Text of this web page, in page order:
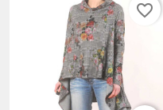
favorite_border